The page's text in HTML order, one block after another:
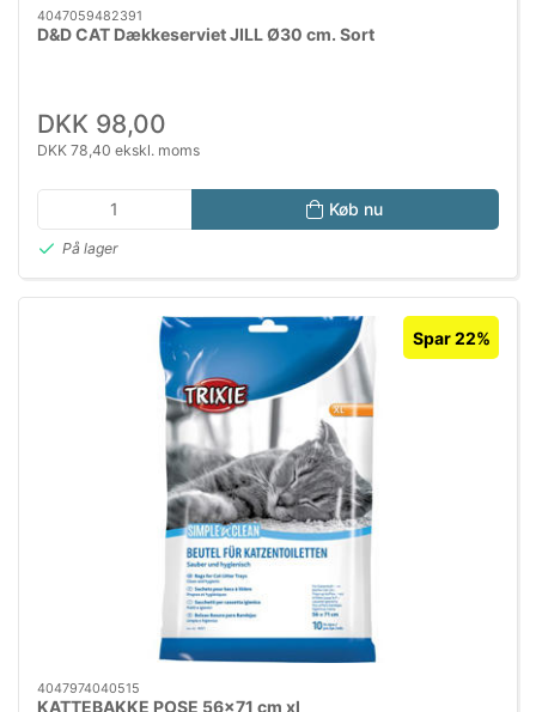
4047059482391
D&D CAT Dækkeserviet JILL Ø30 cm. Sort
DKK 98,00
DKK 78,40 ekskl. moms
Køb nu
På lager
Spar 22%
4047974040515
KATTEBAKKE POSE 56x71 cm xl